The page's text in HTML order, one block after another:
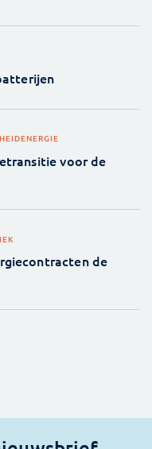
ENERGIE
voor de
de